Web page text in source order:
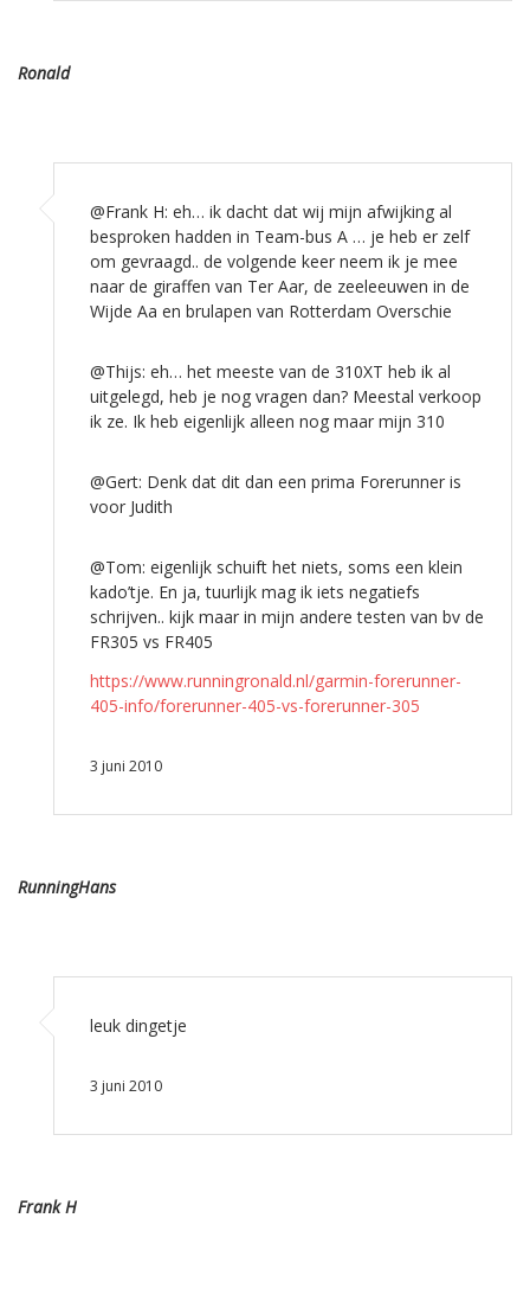
Ronald
@Frank H: eh… ik dacht dat wij mijn afwijking al
besproken hadden in Team-bus A … je heb er zelf
om gevraagd.. de volgende keer neem ik je mee
naar de giraffen van Ter Aar, de zeeleeuwen in de
Wijde Aa en brulapen van Rotterdam Overschie
@Thijs: eh… het meeste van de 310XT heb ik al
uitgelegd, heb je nog vragen dan? Meestal verkoop
ik ze. Ik heb eigenlijk alleen nog maar mijn 310
@Gert: Denk dat dit dan een prima Forerunner is
voor Judith
@Tom: eigenlijk schuift het niets, soms een klein
kado’tje. En ja, tuurlijk mag ik iets negatiefs
schrijven.. kijk maar in mijn andere testen van bv de
FR305 vs FR405
https://www.runningronald.nl/garmin-forerunner-
405-info/forerunner-405-vs-forerunner-305
3 juni 2010
RunningHans
leuk dingetje
3 juni 2010
Frank H